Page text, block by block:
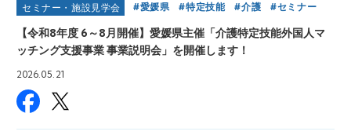
セミナー・施設見学会 愛媛県 特定技能 介護 セミナー
【令和8年度 6～8月開催】愛媛県主催「介護特定技能外国人マ
ッチング支援事業 事業説明会」を開催します！
2026.05.21